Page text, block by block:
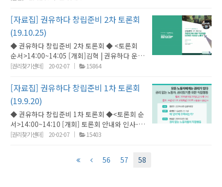
하며 서류상으론 회사를 쪼개 5인 미만이라고
강변하는 경우, 직원을 4명까지만 등록하고 나
머지 직원은 미등록하는 경우 등이 있다”며 “가
짜 5인 미만 사업장에 대한 강력한 규제가 요구
되는 이유”라고 설명했다. 이어 “이들 가짜 사업
장들이 취하고 있는 부당한 이익 역시 근본적으
부를 달리 판단하고 있는 현행 법에 있다”며, 법
개정의 필요성을 주장했다."bit.ly/권유하다_보
도_200205_민중의소리권리찾기유니온 개통
“가짜 5인미만사업장 고발 들어갑니다”"‘권유
하다’는 첫 공동고발로 가짜 5인 미만 사업장 바
로잡기에 나서기로 했다. 실제로는 5명 이상 근
5인 미만 사업장으로 등록하는 경우다. ㄱ씨가
서 10명 중 6명은 시간외근무수당(62.3%)과 야
간근무수당(67.1%)을 받지 못했다. 적용받는
노동자는 각각 32%와 26.9%였다. 20~50명 사
업장은 각각 28.8%(적용 65.4%), 33.7%(적용
58.7%)가 못 받았다고 응답했다. 퇴직금의 경우
5명 미만은 26.1%(적용 65.5%)가, 20~50명은
응답했다."bit.ly/권유하다_보도_200117_매
일노동뉴스[연합뉴스] 실태조사 결과 발표... '가
짜 5인 미만 사업장'고발 추진"소규모 사업장 중
에서도 5인 미만 사업장은 노동시간, 연차 휴가,
연장·야간·휴일 수당 등 근로기준법 조항이 적
용되지 않아 사실상 법의 사각지대라는 지적을
도 법적 근거가 없다는 이유로 각하되는 경우가
[매일노동뉴스] "합법적으로 빼앗긴 5명 미만
사업장 노동자 권리 찾아야"- 권리찾기유니온
권유하다 토론회 … “근기법 완전 적용·노조 조
직화 시급” "5명 미만 사업장은 근로기준법 사각
지대에 놓여 있다. 이들 노동자는 부당해고 구제
신청·근로시간·연장근로·가산수당·연차휴가·
한다. 산업안전보건법에서도 5명 미만 사업장은
안전보건관리체제나 안전보건관리규정 같은 일
부 조항을 적용받지 않는다. 5명 미만 사업장 노
동자도 노조를 만들 수는 있지만 현실은 거의 불
가능에 가깝다. 고용노동부가 지난해 12월 발표
한 ‘2017년 전국 노동조합 조직현황’에 따르면
조직률은 0.2%에 그친다." bit.ly/권유하다_보
소리] [인터뷰]한상균 "계급 빼앗긴 노동자가
1,750만 명... 이들과 함께 계급전쟁에 나서
야""노동기본권 중에서도 가장 심각한 문제는
우리 사회의 가장 약자인 5인 미만 사업장에서
일하는 560만 노동자가 최소한의 법인 근로기
준법조차 보호받지 못하고 있다는 것이다. ...(중
긴다. 야만의 현실을 바탕으로 한국사회가 더 나
은 사회로 발전해 갈 수는 없다."- 한상균(권유하
다 대표)bit.ly/권유하다_보도_190818_민중의
소리2019.09[참세상] 한상균이 권유합니다 "세
상과의 직접교섭""서로의 현실을 이야기할 ‘운
동장’을 만들려고 한다. ‘나와 같은 처지에 있는
다. 최저임금이나 근로기준법, 산업재해가 나만
의 문제가 아니라고 인식했을 때 희망을 가질 수
[자료집] 권유하다 창립준비 2차 토론회
(19.10.25)
◆ 권유하다 창립준비 2차 토론회 ◆ <토론회
순서>14:00~14:05 [개회]김혁 | 권유하다 운영
위원14:05~14:10 [인사말]한상균 | 권유하다
자들의 권리찾기김혜진 | 전국불안정노동철폐
연대 상임활동가14:30~14:50 [발제2] 5인미만
사업장 노동자 권리찾기와 권유하다 활동방향정
진우 | 권유하다 집행위원장14:50~15:00 [토론
1] 5인미만 사업장 노동자들의 현실과 노동조합
의 의미서진숙 | 공공운수노조 보육전략조직사
부지역지회장15:10~15:20 [토론3] 5인미만 사
[권리찾기센터] 20-02-07 15864
[자료집] 권유하다 창립준비 1차 토론회
(19.9.20)
◆ 권유하다 창립준비 1차 토론회 ◆<토론회 순
서>14:00~14:10 [개회] 토론회 안내와 인사- 정
진우 | 권유하다(준) 집행위원장14:10~14:30
14:30~14:50 [발제2] 권리를 빼앗긴 노동자들
[권리찾기센터] 20-02-07 15403
56 57 58